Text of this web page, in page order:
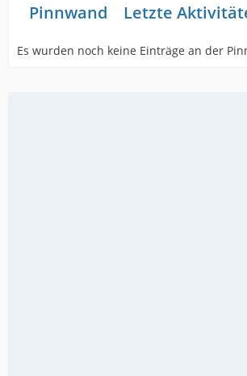
Pinnwand Letzte
Es wurden noch keine Einträge an der